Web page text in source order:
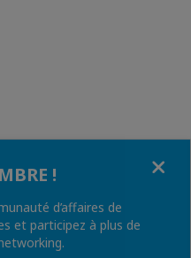
!
d’affaires de
et participez à plus de